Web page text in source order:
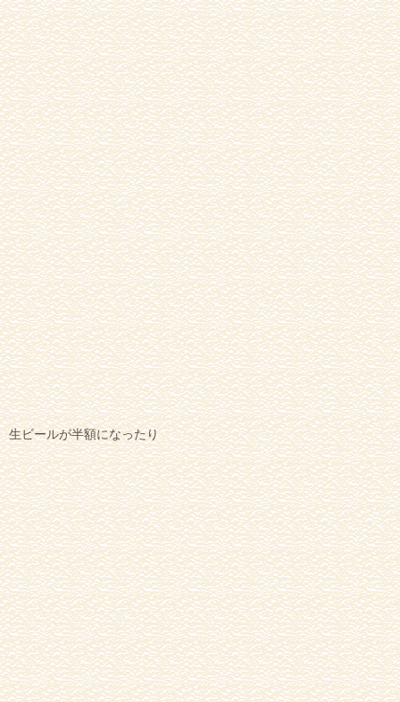
生ビールが半額になったり